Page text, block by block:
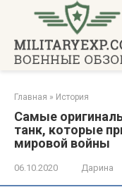
контенту
Главная » История
Самые
танк, которые
мировой войны
06.10.2020 Дарина